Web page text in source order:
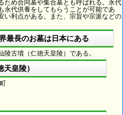
ため合同墓や集合墓とも呼ばれる。永代
永代供養をしてもらうことが可能であ
い利点がある。また、宗旨や宗派などの
最長のお墓は日本にある
古墳（仁徳天皇陵）である。
皇陵）